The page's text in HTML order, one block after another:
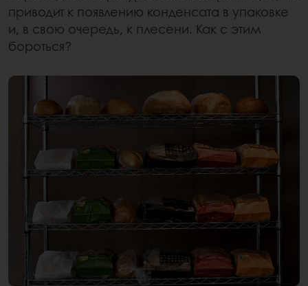
приводит к появлению конденсата в упаковке
и, в свою очередь, к плесени. Как с этим
бороться?